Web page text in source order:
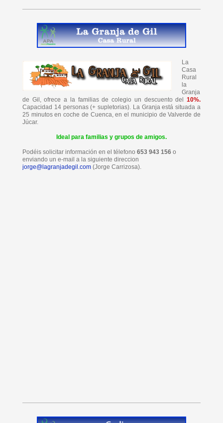
La
Casa
Rural
la
Granja
de Gil, ofrece a la familias de colegio un descuento del 10%.
Capacidad 14 personas (+ supletorias). La Granja está situada a
25 minutos en coche de Cuenca, en el municipio de Valverde de
Júcar.
Ideal para familias y grupos de amigos.
Podéis solicitar información en el télefono 653 943 156 o
enviando un e-mail a la siguiente direccion
jorge@lagranjadegil.com (Jorge Carrizosa).